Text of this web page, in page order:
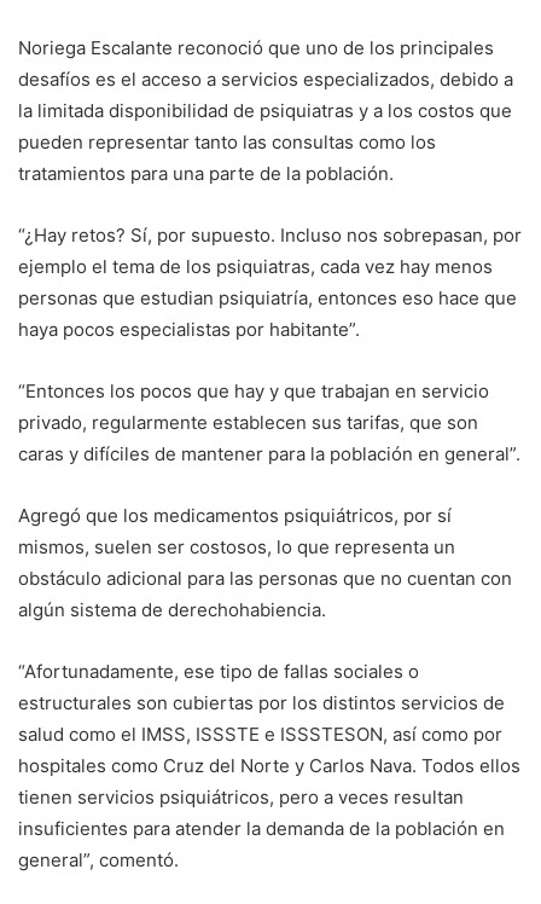
Noriega Escalante reconoció que uno de los principales
desafíos es el acceso a servicios especializados, debido a
la limitada disponibilidad de psiquiatras y a los costos que
pueden representar tanto las consultas como los
tratamientos para una parte de la población.
“¿Hay retos? Sí, por supuesto. Incluso nos sobrepasan, por
ejemplo el tema de los psiquiatras, cada vez hay menos
personas que estudian psiquiatría, entonces eso hace que
haya pocos especialistas por habitante”.
“Entonces los pocos que hay y que trabajan en servicio
privado, regularmente establecen sus tarifas, que son
caras y difíciles de mantener para la población en general”.
Agregó que los medicamentos psiquiátricos, por sí
mismos, suelen ser costosos, lo que representa un
obstáculo adicional para las personas que no cuentan con
algún sistema de derechohabiencia.
“Afortunadamente, ese tipo de fallas sociales o
estructurales son cubiertas por los distintos servicios de
salud como el IMSS, ISSSTE e ISSSTESON, así como por
hospitales como Cruz del Norte y Carlos Nava. Todos ellos
tienen servicios psiquiátricos, pero a veces resultan
insuficientes para atender la demanda de la población en
general”, comentó.